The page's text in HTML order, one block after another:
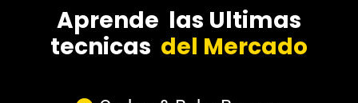
Aprende las Ultimas
tecnicas del Mercado